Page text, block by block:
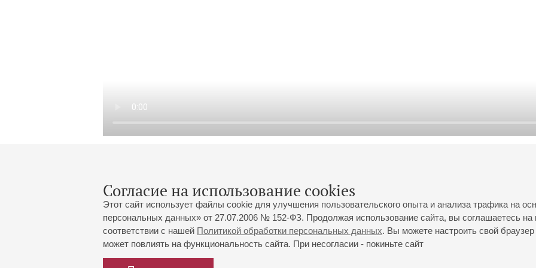
Согласие на использование cookies
Этот сайт использует файлы cookie для улучшения пользовательского опыта и анализа трафика на
персональных данных» от 27.07.2006 № 152-ФЗ. Продолжая использование сайта, вы соглашаетесь
соответствии с нашей Политикой обработки персональных данных. Вы можете настроить свой
может повлиять на функциональность сайта. При несогласии - покиньте сайт
Большой зал:
191186, Санкт-Петербург, Михайловская ул., 2